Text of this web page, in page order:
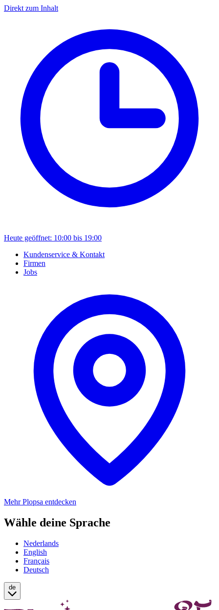
Direkt zum Inhalt
Heute geöffnet: 10:00 bis 19:00
Kundenservice & Kontakt
Firmen
Jobs
Mehr Plopsa entdecken
Wähle deine Sprache
Nederlands
English
Français
Deutsch
de